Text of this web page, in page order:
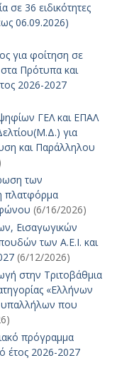
σε 36 ειδικότητες
06.09.2026)
για φοίτηση σε
Πρότυπα και
2026-2027
ΓΕΛ και ΕΠΑΛ
για
και Παράλληλου
των
πλατφόρμα
(6/16/2026)
Εισαγωγικών
των Α.Ε.Ι. και
(6/12/2026)
στην Τριτοβάθμια
«Ελλήνων
υπαλλήλων που
πρόγραμμα
έτος 2026-2027